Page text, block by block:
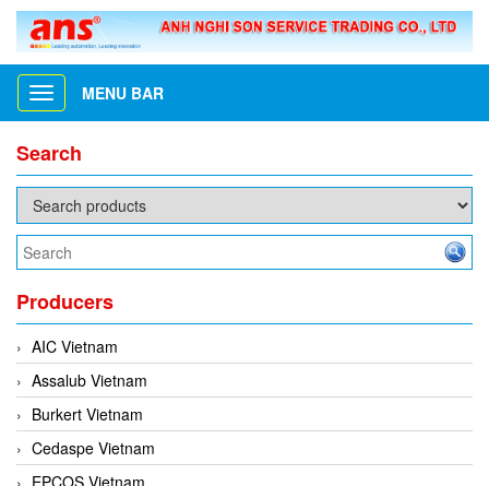
Toggle
navigation
MENU BAR
Search
Producers
AIC Vietnam
Assalub Vietnam
Burkert Vietnam
Cedaspe Vietnam
EPCOS Vietnam